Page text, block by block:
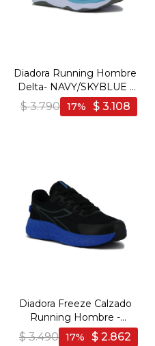
Diadora Running Hombre
Delta- NAVY/SKYBLUE -
Marino-Celeste
$ 3.790 $ 3.108
17
Diadora Freeze Calzado
Running Hombre -
BLACK/BLUE - Negro-
$ 3.490 $ 2.862
17